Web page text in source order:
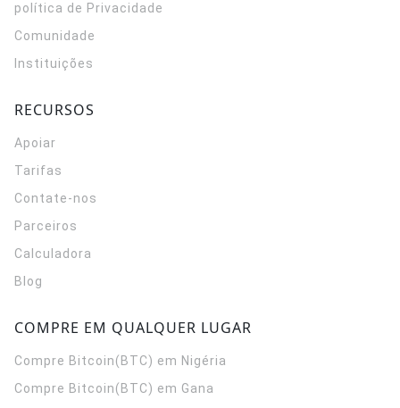
política de Privacidade
Comunidade
Instituições
RECURSOS
Apoiar
Tarifas
Contate-nos
Parceiros
Calculadora
Blog
COMPRE EM QUALQUER LUGAR
Compre Bitcoin(BTC) em Nigéria
Compre Bitcoin(BTC) em Gana